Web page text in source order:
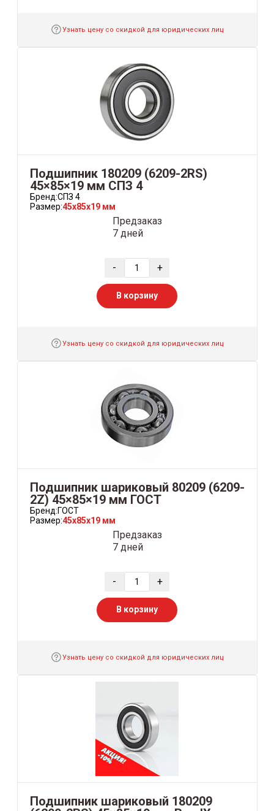
Узнать цену со скидкой для юридических лиц
Подшипник 180209 (6209-2RS)
45×85×19 мм СПЗ 4
Бренд:СПЗ 4
Размер:45x85x19 мм
Предзаказ
7 дней
- +
В корзину
Узнать цену со скидкой для юридических лиц
Подшипник шариковый 80209 (6209-
2Z) 45×85×19 мм ГОСТ
Бренд:ГОСТ
Размер:45x85x19 мм
Предзаказ
7 дней
- +
В корзину
Узнать цену со скидкой для юридических лиц
Подшипник шариковый 180209